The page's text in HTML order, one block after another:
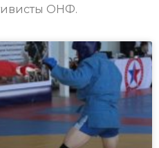
ОНФ.